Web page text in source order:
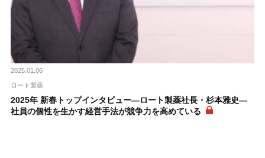
2025.01.06
ロート製薬
2025年 新春トップインタビュー―ロート製薬社長・杉本雅史―
社員の個性を生かす経営手法が競争力を高めている